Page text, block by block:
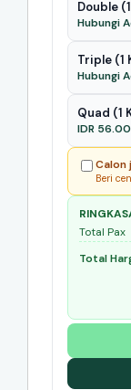
Double
Hubungi
Triple (1
Hubungi
Quad (1
IDR
Calon
Beri
Total Pax
Total